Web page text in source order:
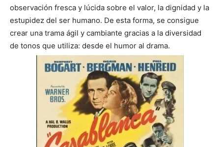
observación fresca y lúcida sobre el valor, la dignidad y la
estupidez del ser humano. De esta forma, se consigue
crear una trama ágil y cambiante gracias a la diversidad
de tonos que utiliza: desde el humor al drama.